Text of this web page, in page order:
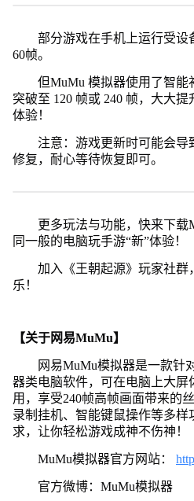
部分游戏在手机上运行受设
60帧。
但MuMu 模拟器使用了智
突破至 120 帧或 240 帧，大大
体验！
注意：游戏更新时可能会导
修复，耐心等待恢复即可。
更多玩法与功能，快来下
同一般的电脑玩手游“新”体验！
加入《王朝起源》玩家社
乐！
【关于网易MuMu】
网易MuMu模拟器是一款针
器类电脑软件，可在电脑上大屏
用，享受240帧高帧画面带来的
录制挂机、智能键鼠操作等多样
求，让你轻松游戏成神不伤神！
MuMu模拟器官方网站：
官方微博：MuMu模拟器